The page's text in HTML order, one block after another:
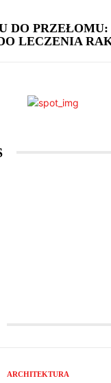
DO
LECZENIA
ARCHITEKTURA